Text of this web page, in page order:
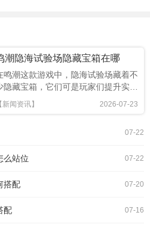
潮隐海试验场隐藏宝箱在哪
鸣潮这款游戏中，隐海试验场藏着不
隐藏宝箱，它们可是玩家们提升实力
的重要资源补给。下面就为大家详细介
绍这些隐藏宝箱的位置。宝箱一：海边
前行，会看到一块巨大的石头。从石头
。这里的宝箱通常会有一
2026-07-23
【新闻资讯】
07-22
07-22
么站位
07-20
搭配
07-16
配